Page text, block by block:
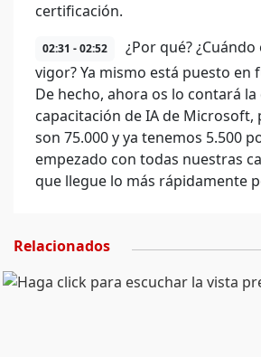
certificación.
02:31 - 02:52
¿Por qué?
vigor? Ya mismo está puesto en
De hecho, ahora os lo contará
capacitación de IA de Microsoft,
son 75.000 y ya tenemos 5.500
empezado con todas nuestras
que llegue lo más rápidamente
Relacionados